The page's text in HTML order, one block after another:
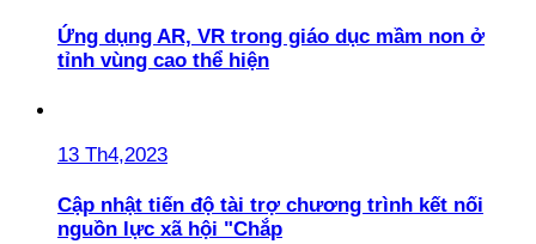
Ứng dụng AR, VR trong giáo dục mầm non ở
tỉnh vùng cao thể hiện
13 Th4,2023
Cập nhật tiến độ tài trợ chương trình kết nối
nguồn lực xã hội "Chắp